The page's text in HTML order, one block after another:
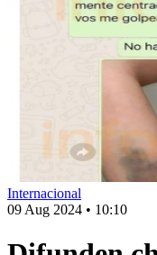
Internacional
09 Aug 2024 • 10:10